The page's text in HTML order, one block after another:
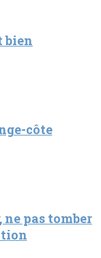
bien
côte
pas tomber